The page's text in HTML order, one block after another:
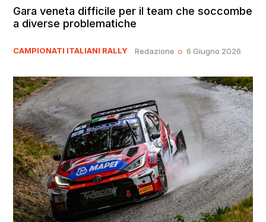
Gara veneta difficile per il team che soccombe
a diverse problematiche
CAMPIONATI ITALIANI RALLY Redazione 6 Giugno 2026